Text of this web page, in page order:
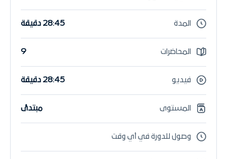
المدة 28:45 دقيقة
المحاضرات 9
فيديو 28:45 دقيقة
المستوى مبتدئ
وصول للدورة في أي وقت